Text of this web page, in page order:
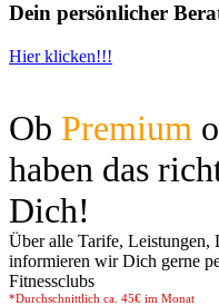
Dein persönlicher
Hier klicken!!!
Ob Premium
haben das
Dich!
Über alle Tarife, Leistungen,
informieren wir Dich gerne
Fitnessclubs
*Durchschnittlich ca. 45€ im Monat